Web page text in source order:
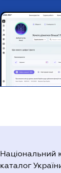
Національний
каталог